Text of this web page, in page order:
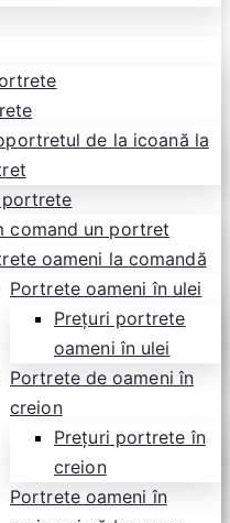
de la icoană la
comand un portret
oameni la comandă
Portrete oameni în ulei
Prețuri portrete
oameni în ulei
Portrete de oameni în
creion
Prețuri portrete în
creion
Portrete oameni în